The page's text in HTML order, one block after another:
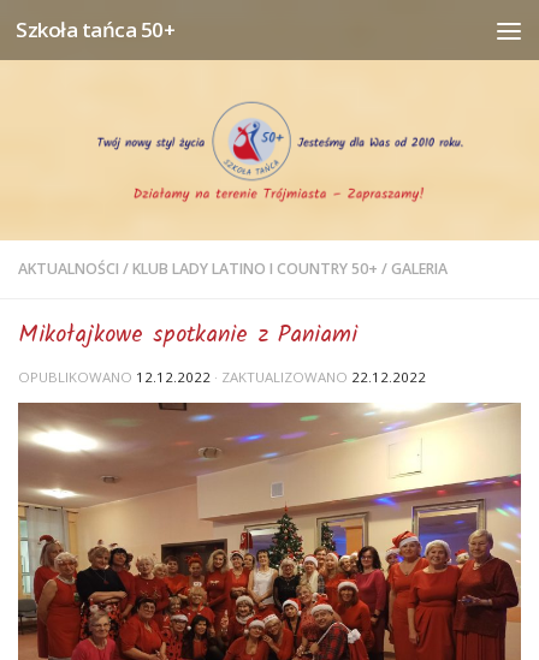
Przejdź do treści
Szkoła tańca 50+
AKTUALNOŚCI /KLUB LADY LATINO I COUNTRY 50+ /GALERIA
Mikołajkowe spotkanie z Paniami
OPUBLIKOWANO 12.12.2022 · ZAKTUALIZOWANO 22.12.2022